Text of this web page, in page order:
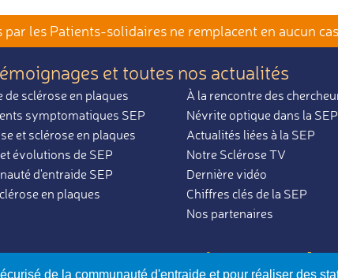
de la communauté d'entraide et pour réaliser des
par les Patients-solidaires ne remplacent en aucun
et toutes nos actualités
de sclérose en plaques
symptomatiques SEP
et sclérose en plaques
évolutions de SEP
d'entraide SEP
en plaques
À la rencontre des
Névrite optique dans la SEP
Actualités liées à la SEP
Notre Sclérose TV
Dernière vidéo
Chiffres clés de la SEP
Nos partenaires
par ceux qui en